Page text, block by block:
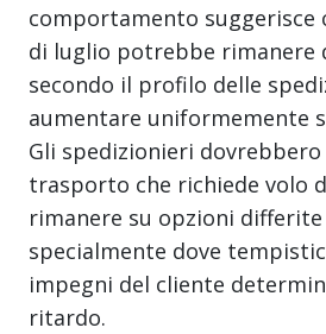
comportamento suggerisce
di luglio potrebbe rimanere
secondo il profilo delle
aumentare uniformemente
Gli spedizionieri
trasporto che richiede volo
rimanere su opzioni
specialmente dove
impegni del cliente
ritardo.